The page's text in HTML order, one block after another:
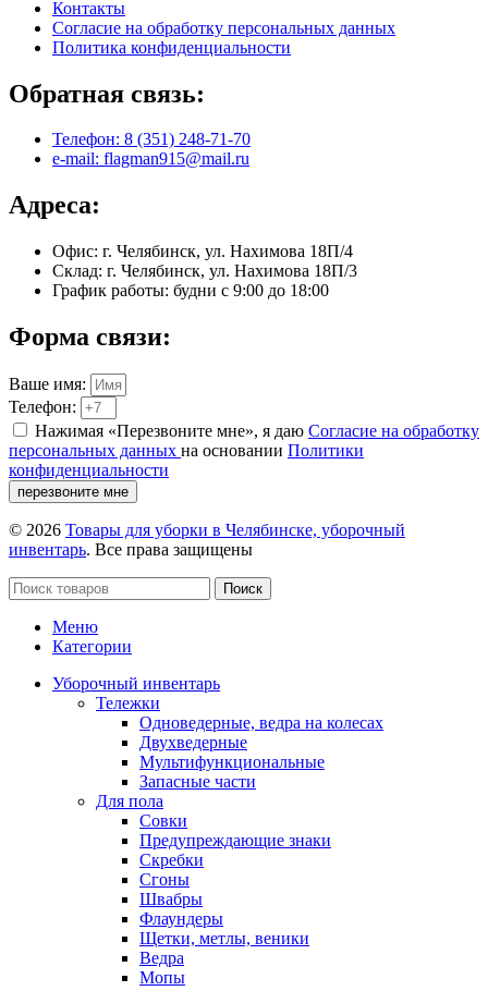
Контакты
Согласие на обработку персональных данных
Политика конфиденциальности
Обратная связь:
Телефон: 8 (351) 248-71-70
e-mail: flagman915@mail.ru
Адреса:
Офис: г. Челябинск, ул. Нахимова 18П/4
Склад: г. Челябинск, ул. Нахимова 18П/3
График работы: будни с 9:00 до 18:00
Форма связи:
Ваше имя:
Телефон:
Нажимая «Перезвоните мне», я даю Согласие на обработку
персональных данных на основании Политики
конфиденциальности
перезвоните мне
© 2026 Товары для уборки в Челябинске, уборочный
инвентарь. Все права защищены
Поиск
Меню
Категории
Уборочный инвентарь
Тележки
Одноведерные, ведра на колесах
Двухведерные
Мультифункциональные
Запасные части
Для пола
Совки
Предупреждающие знаки
Скребки
Сгоны
Швабры
Флаундеры
Щетки, метлы, веники
Ведра
Мопы